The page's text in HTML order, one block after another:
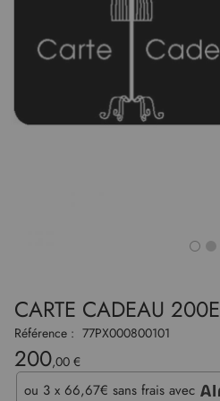
CARTE CADEAU 200E
Référence : 77PX000800101
200,00 €
ou 3 x 66,67€ sans frais avec